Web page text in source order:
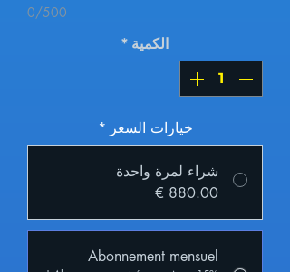
0/500
الكمية *
خيارات السعر *
شراء لمرة واحدة
Abonnement mensuel